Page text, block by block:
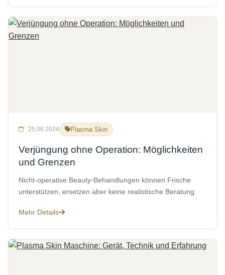
25.06.2024 Plasma Skin
Verjüngung ohne Operation: Möglichkeiten
und Grenzen
Nicht-operative Beauty-Behandlungen können Frische
unterstützen, ersetzen aber keine realistische Beratung.
Mehr Details